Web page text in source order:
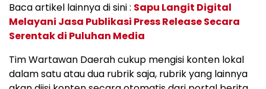
Baca artikel lainnya di sini : Sapu Langit Digital
Melayani Jasa Publikasi Press Release Secara
Serentak di Puluhan Media
Tim Wartawan Daerah cukup mengisi konten lokal
dalam satu atau dua rubrik saja, rubrik yang lainnya